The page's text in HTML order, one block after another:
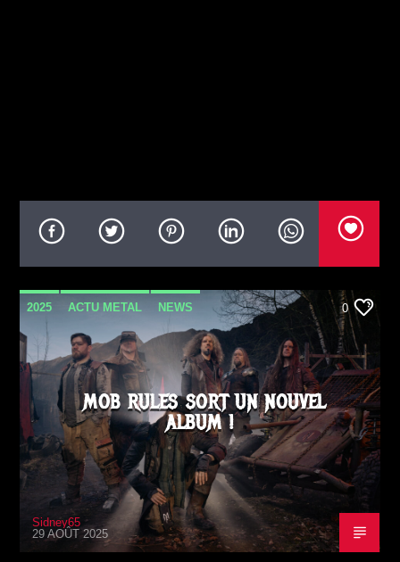
2025 ACTU METAL NEWS
SORTIE ALBUM
0
MOB RULES SORT UN NOUVEL
ALBUM !
Sidney65
29 AOÛT 2025